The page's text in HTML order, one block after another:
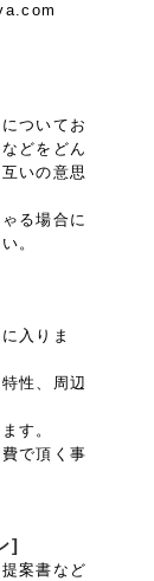
ついてお
どをどん
いの意思
る場合に
。
入りま
性、周辺
す。
で頂く事
]
案書など